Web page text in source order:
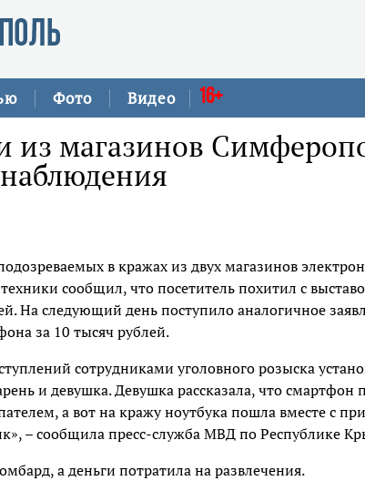
Фото Видео 16+
из магазинов
в кражах из двух магазинов
сообщил, что посетитель похитил с
На следующий день поступило аналогичное
за 10 тысяч рублей.
сотрудниками уголовного розыска
и девушка. Девушка рассказала, что смартфон
а вот на кражу ноутбука пошла вместе с
– сообщила пресс-служба МВД по Республике
а деньги потратила на развлечения.